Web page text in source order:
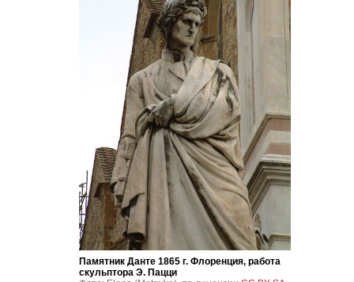
Памятник Данте 1865 г. Флоренция, работа
скульптора Э. Пацци